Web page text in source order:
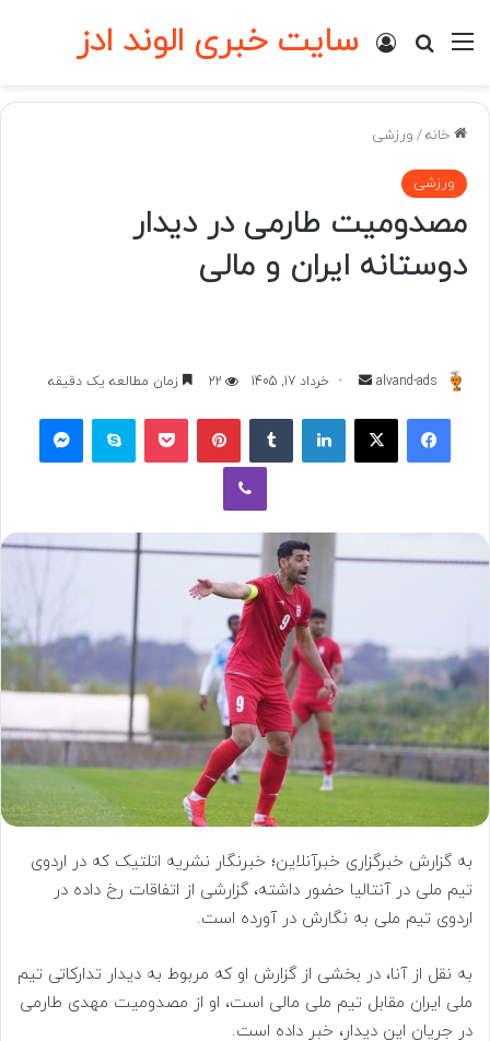
سایت خبری الوند ادز منو جستجو برای
ورود
خانه/ ورزشی
ورزشی
مصدومیت طارمی در دیدار
دوستانه ایران و مالی
alvand-ads
ارسال خرداد 17, 1405 22 زمان مطالعه یک دقیقه
فیسبوکایکس لینکداینتامبلر پینتریستپاکت اسکایپ مسنجر
وایبر
به گزارش خبرگزاری خبرآنلاین؛ خبرنگار نشریه اتلتیک که در اردوی
تیم ملی در آنتالیا حضور داشته، گزارشی از اتفاقات رخ داده در
اردوی تیم ملی به نگارش در آورده است.
به نقل از آنا، در بخشی از گزارش او که مربوط به دیدار تدارکاتی تیم
ملی ایران مقابل تیم ملی مالی است، او از مصدومیت مهدی طارمی
در جریان این دیدار، خبر داده است.